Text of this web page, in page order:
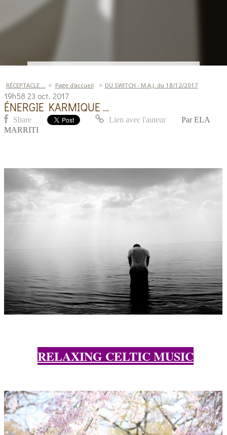
RÉCEPTACLE ... Page d'accueil DU SWITCH - M.A.J. du 18/12/2017
19h58 23 oct. 2017
ÉNERGIE KARMIQUE ...
Share Lien avec l'auteur Par ELA
MARRITI
RELAXING CELTIC MUSIC